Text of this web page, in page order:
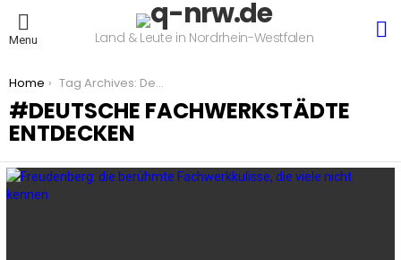
Menu Land & Leute in Nordrhein-Westfalen
You are here:
Home Tag Archives: Deutsche Fachwerkstädte entdecken
DEUTSCHE FACHWERKSTÄDTE
ENTDECKEN
LATEST